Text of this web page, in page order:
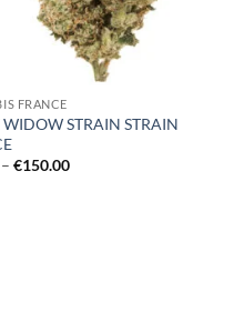
FRANCE
STRAIN STRAIN
– €150.00Price